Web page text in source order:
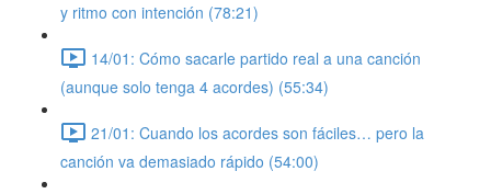
y ritmo con intención (78:21)
14/01: Cómo sacarle partido real a una canción
(aunque solo tenga 4 acordes) (55:34)
21/01: Cuando los acordes son fáciles… pero la
canción va demasiado rápido (54:00)